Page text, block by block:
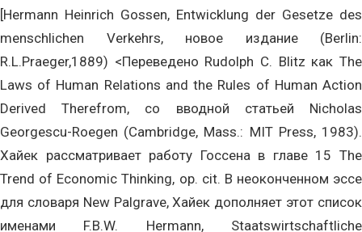
[Hermann Heinrich Gossen, Entwicklung der Gesetze des
menschlichen Verkehrs, новое издание (Berlin:
R.L.Praeger,1889) <Переведено Rudolph C. Blitz как The
Laws of Human Relations and the Rules of Human Action
Derived Therefrom, со вводной статьей Nicholas
Georgescu-Roegen (Cambridge, Mass.: MIT Press, 1983).
Хайек рассматривает работу Госсена в главе 15 The
Trend of Economic Thinking, op. cit. В неоконченном эссе
для словаря New Palgrave, Хайек дополняет этот список
именами F.B.W. Hermann, Staatswirtschaftliche